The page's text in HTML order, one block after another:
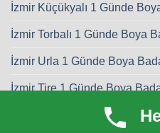
İzmir Küçükyalı 1 Günde
İzmir Torbalı 1 Günde Boya
İzmir Urla 1 Günde Boya
İzmir Tire 1 Günde Boya
İzmir Seferihisar 1 Günde